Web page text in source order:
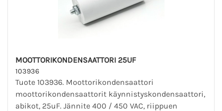
MOOTTORIKONDENSAATTORI 25UF
103936
Tuote 103936. Moottorikondensaattori
moottorikondensaattorit käynnistyskondensaattori,
abikot, 25uF. Jännite 400 / 450 VAC, riippuen